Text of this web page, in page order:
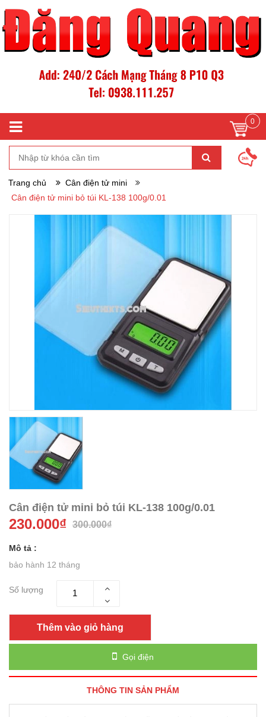
0
Trang chủ
Cân điện tử mini
Cân điện tử mini bỏ túi KL-138 100g/0.01
Cân điện tử mini bỏ túi KL-138 100g/0.01
230.000₫ 300.000₫
Mô tả :
bảo hành 12 tháng
Số lượng
Thêm vào giỏ hàng
Gọi điện
THÔNG TIN SẢN PHẨM